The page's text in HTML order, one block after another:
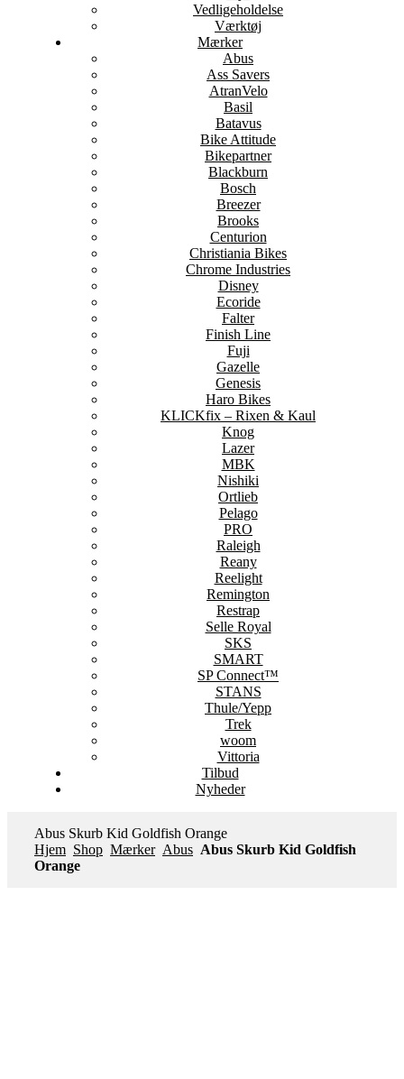
Vedligeholdelse
Værktøj
Mærker
Abus
Ass Savers
AtranVelo
Basil
Batavus
Bike Attitude
Bikepartner
Blackburn
Bosch
Breezer
Brooks
Centurion
Christiania Bikes
Chrome Industries
Disney
Ecoride
Falter
Finish Line
Fuji
Gazelle
Genesis
Haro Bikes
KLICKfix – Rixen & Kaul
Knog
Lazer
MBK
Nishiki
Ortlieb
Pelago
PRO
Raleigh
Reany
Reelight
Remington
Restrap
Selle Royal
SKS
SMART
SP Connect™
STANS
Thule/Yepp
Trek
woom
Vittoria
Tilbud
Nyheder
Abus Skurb Kid Goldfish Orange
Hjem Shop Mærker Abus Abus Skurb Kid Goldfish
Orange